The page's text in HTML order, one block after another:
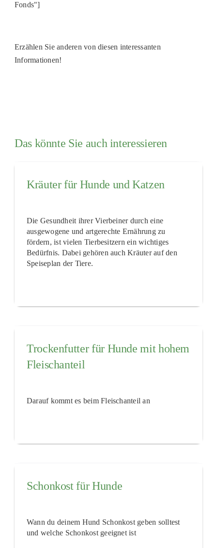
Fonds"]
Erzählen Sie anderen von diesen interessanten
Informationen!
Das könnte Sie auch interessieren
Kräuter für Hunde und Katzen
Die Gesundheit ihrer Vierbeiner durch eine
ausgewogene und artgerechte Ernährung zu
fördern, ist vielen Tierbesitzern ein wichtiges
Bedürfnis. Dabei gehören auch Kräuter auf den
Speiseplan der Tiere.
Trockenfutter für Hunde mit hohem
Fleischanteil
Darauf kommt es beim Fleischanteil an
Schonkost für Hunde
Wann du deinem Hund Schonkost geben solltest
und welche Schonkost geeignet ist